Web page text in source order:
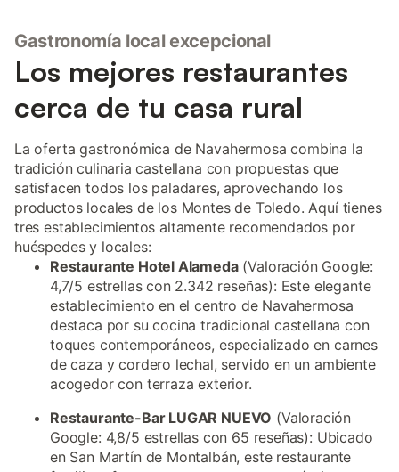
Gastronomía local excepcional
Los mejores restaurantes
cerca de tu casa rural
La oferta gastronómica de Navahermosa combina la
tradición culinaria castellana con propuestas que
satisfacen todos los paladares, aprovechando los
productos locales de los Montes de Toledo. Aquí tienes
tres establecimientos altamente recomendados por
huéspedes y locales:
Restaurante Hotel Alameda(Valoración Google:
4,7/5 estrellas con 2.342 reseñas): Este elegante
establecimiento en el centro de Navahermosa
destaca por su cocina tradicional castellana con
toques contemporáneos, especializado en carnes
de caza y cordero lechal, servido en un ambiente
acogedor con terraza exterior.
Restaurante-Bar LUGAR NUEVO (Valoración
Google: 4,8/5 estrellas con 65 reseñas): Ubicado
en San Martín de Montalbán, este restaurante